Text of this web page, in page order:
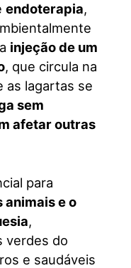
endoterapia,
injeção de um
, que circula na
as lagartas se
sem
afetar outras
para
animais e o
,
verdes do
e saudáveis